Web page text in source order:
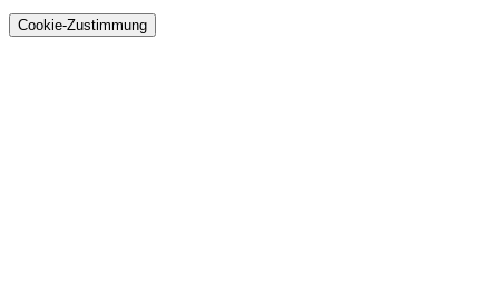
Cookie-Zustimmung